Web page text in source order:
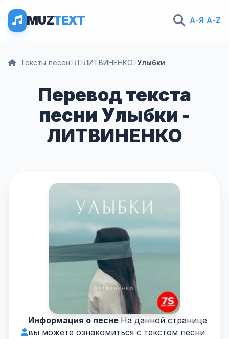
MUZTEXT А-Я A-Z
Тексты песен Л ЛИТВИНЕНКО Улыбки
Перевод текста
песни Улыбки -
ЛИТВИНЕНКО
Информация о песне На данной странице
вы можете ознакомиться с текстом песни